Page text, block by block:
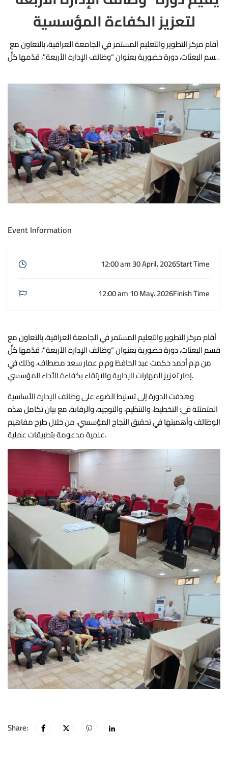
لتعزيز الكفاءة المؤسسية
أقام مركز التطوير والتعليم المستمر في الجامعة العراقية، بالتعاون مع
قسم البعثات، دورة حضورية بعنوان “وظائف الإدارة الأربعة”، قدّمها كلٌّ
Event Information
Start Time12:00 am 30 April، 2026
Finish Time12:00 am 10 May، 2026
أقام مركز التطوير والتعليم المستمر في الجامعة العراقية، بالتعاون مع
قسم البعثات، دورة حضورية بعنوان “وظائف الإدارة الأربعة”، قدّمها كلٌّ
من م.م أحمد حكمت عبد الحافظ وم.م عمار سعد مصطاف، وذلك في
إطار تعزيز المهارات الإدارية والارتقاء بكفاءة الأداء المؤسسي.
وهدفت الدورة إلى تسليط الضوء على وظائف الإدارة الأساسية
المتمثلة في: التخطيط، والتنظيم، والتوجيه، والرقابة، مع بيان تكامل هذه
الوظائف وأهميتها في تحقيق النجاح المؤسسي، من خلال طرح مفاهيم
علمية مدعومة بتطبيقات عملية.
Share: